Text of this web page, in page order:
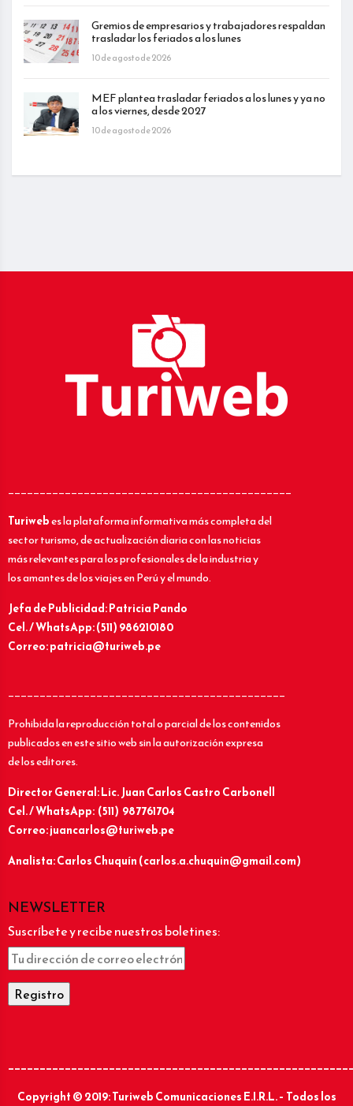
Gremios de empresarios y trabajadores respaldan
trasladar los feriados a los lunes
10 de agosto de 2026
MEF plantea trasladar feriados a los lunes y ya no
a los viernes, desde 2027
10 de agosto de 2026
_____________________________________________
Turiwebes la plataforma informativa más completa del
sector turismo, de actualización diaria con las noticias
más relevantes para los profesionales de la industria y
los amantes de los viajes en Perú y el mundo.
Jefa de Publicidad: Patricia Pando
Cel. / WhatsApp: (511) 986210180
Correo: patricia@turiweb.pe
____________________________________________
Prohibida la reproducción total o parcial de los contenidos
publicados en este sitio web sin la autorización expresa
de los editores.
Director General: Lic.Juan Carlos Castro Carbonell
Cel. / WhatsApp: (511) 987761704
Correo: juancarlos@turiweb.pe
Analista: Carlos Chuquín (carlos.a.chuquin@gmail.com)
NEWSLETTER
Suscríbete y recibe nuestros boletines:
Copyright © 2019: Turiweb Comunicaciones E.I.R.L. – Todos los